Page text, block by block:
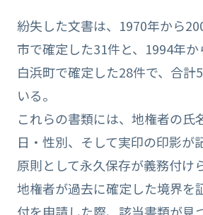
紛失した文書は、1970年から
市で確定した31件と、1994年
白浜町で確定した28件で、合計
いる。
これらの書類には、地権者の氏
日・性別、そして実印の印影が
原則として永久保存が義務付け
地権者が過去に確定した境界を